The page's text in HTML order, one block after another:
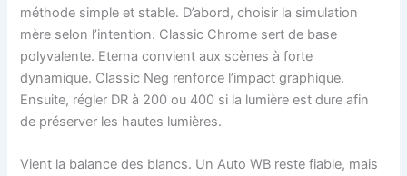
méthode simple et stable. D’abord, choisir la simulation
mère selon l’intention. Classic Chrome sert de base
polyvalente. Eterna convient aux scènes à forte
dynamique. Classic Neg renforce l’impact graphique.
Ensuite, régler DR à 200 ou 400 si la lumière est dure afin
de préserver les hautes lumières.
Vient la balance des blancs. Un Auto WB reste fiable, mais